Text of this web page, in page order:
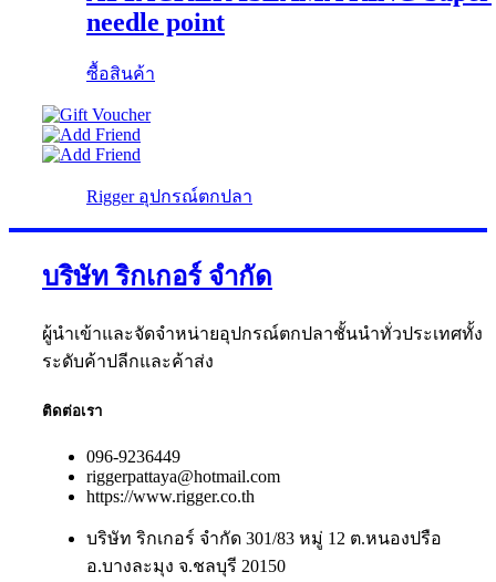
needle point
ซื้อสินค้า
Rigger อุปกรณ์ตกปลา
บริษัท ริกเกอร์ จำกัด
ผู้นำเข้าและจัดจำหน่ายอุปกรณ์ตกปลาชั้นนำทั่วประเทศทั้ง
ระดับค้าปลีกและค้าส่ง
ติดต่อเรา
096-9236449
riggerpattaya@hotmail.com
https://www.rigger.co.th
บริษัท ริกเกอร์ จำกัด 301/83 หมู่ 12 ต.หนองปรือ
อ.บางละมุง จ.ชลบุรี 20150